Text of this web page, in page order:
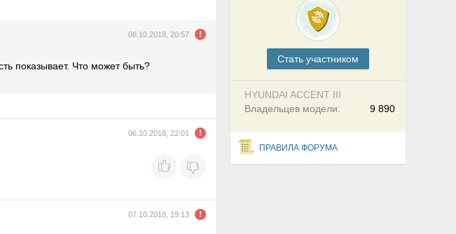
Cтать участником
HYUNDAI ACCENT III
9 890
Владельцев модели:
ПРАВИЛА ФОРУМА
06.10.2018, 20:57
показывает. Что может быть?
06.10.2018, 22:01
07.10.2018, 19:13